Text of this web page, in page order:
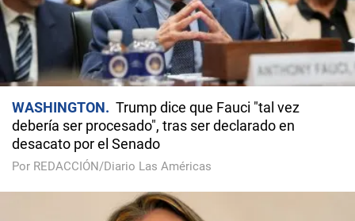
WASHINGTON
Trump dice que Fauci "tal vez
debería ser procesado", tras ser declarado en
desacato por el Senado
Por REDACCIÓN/Diario Las Américas